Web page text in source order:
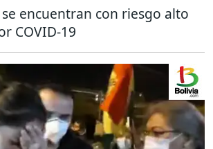
encuentran con riesgo alto
COVID-19